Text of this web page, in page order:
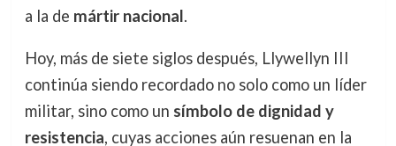
a la de mártir nacional.
Hoy, más de siete siglos después, Llywellyn III
continúa siendo recordado no solo como un líder
militar, sino como un símbolo de dignidad y
resistencia, cuyas acciones aún resuenan en la